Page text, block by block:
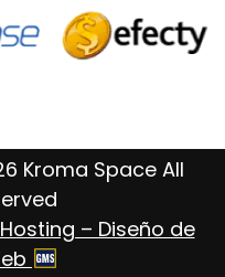
Kroma Space All
– Diseño de